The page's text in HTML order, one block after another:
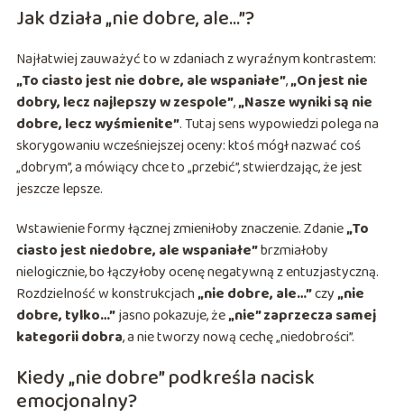
Jak działa „nie dobre, ale…”?
Najłatwiej zauważyć to w zdaniach z wyraźnym kontrastem:
„To ciasto jest nie dobre, ale wspaniałe”,„On jest nie
dobry, lecz najlepszy w zespole”,„Nasze wyniki są nie
dobre, lecz wyśmienite”. Tutaj sens wypowiedzi polega na
skorygowaniu wcześniejszej oceny: ktoś mógł nazwać coś
„dobrym”, a mówiący chce to „przebić”, stwierdzając, że jest
jeszcze lepsze.
Wstawienie formy łącznej zmieniłoby znaczenie. Zdanie„To
ciasto jest niedobre, ale wspaniałe”brzmiałoby
nielogicznie, bo łączyłoby ocenę negatywną z entuzjastyczną.
Rozdzielność w konstrukcjach„nie dobre, ale…”czy„nie
dobre, tylko…”jasno pokazuje, że„nie” zaprzecza samej
kategorii dobra, a nie tworzy nową cechę „niedobrości”.
Kiedy „nie dobre” podkreśla nacisk
emocjonalny?